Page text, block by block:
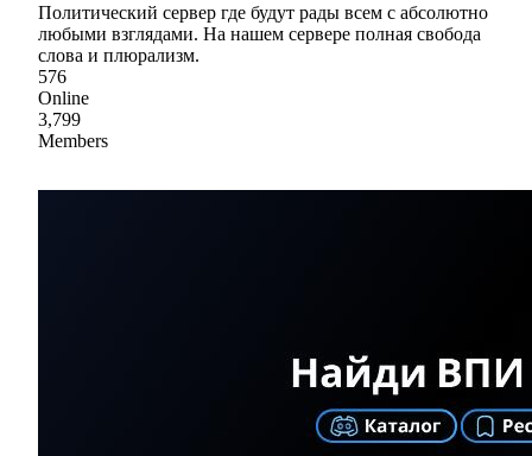
Политический сервер где будут рады всем с абсолютно
любыми взглядами. На нашем сервере полная свобода
слова и плюрализм.
576
Online
3,799
Members